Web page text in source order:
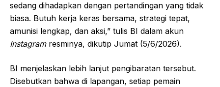
sedang dihadapkan dengan pertandingan yang tidak
biasa. Butuh kerja keras bersama, strategi tepat,
amunisi lengkap, dan aksi,” tulis BI dalam akun
Instagramresminya, dikutip Jumat (5/6/2026).
BI menjelaskan lebih lanjut pengibaratan tersebut.
Disebutkan bahwa di lapangan, setiap pemain